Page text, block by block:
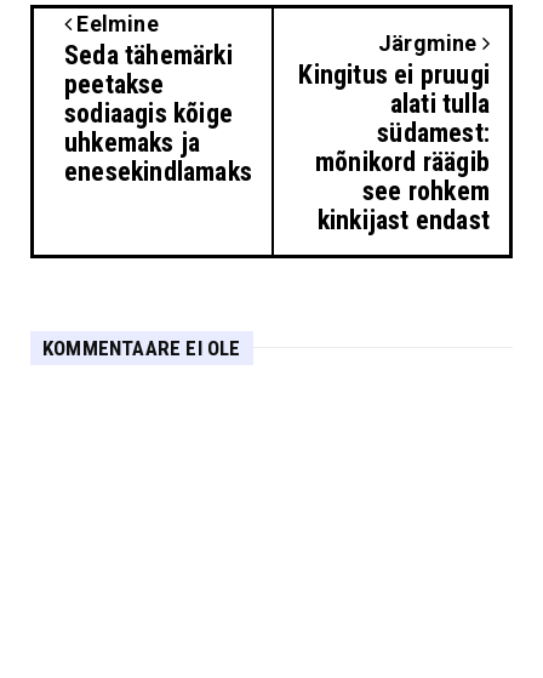
Eelmine
Seda tähemärki
peetakse
sodiaagis kõige
uhkemaks ja
enesekindlamaks
Järgmine
Kingitus ei pruugi
alati tulla
südamest:
mõnikord räägib
see rohkem
kinkijast endast
KOMMENTAARE EI OLE